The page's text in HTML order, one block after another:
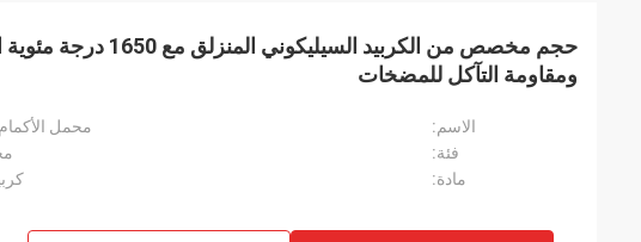
حجم مخصص من الكربيد
ومقاومة التآكل للمضخات
الاسم:
محمل
فئة:
مادة: